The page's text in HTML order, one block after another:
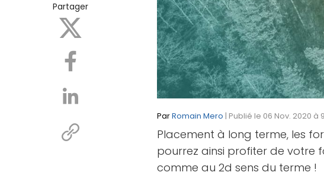
Partager
ParRomain Mero | Publié le 06 Nov. 2020 à
Placement à long terme, les
pourrez ainsi profiter de votre
comme au 2d sens du terme !